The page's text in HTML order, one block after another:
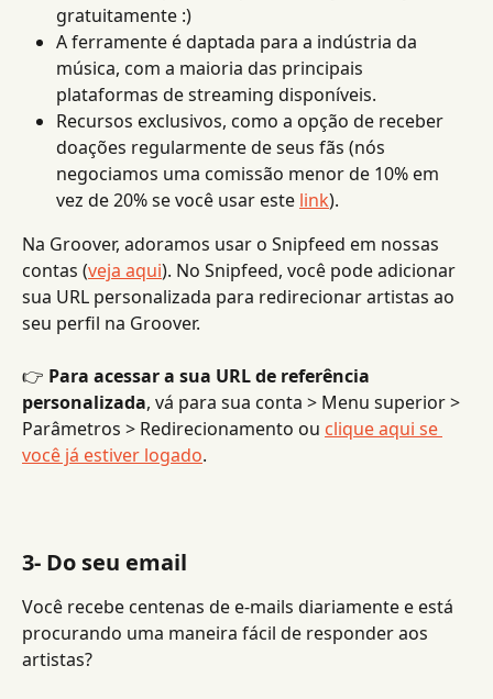
gratuitamente :)
A ferramente é daptada para a indústria da
música, com a maioria das principais
plataformas de streaming disponíveis.
Recursos exclusivos, como a opção de receber
doações regularmente de seus fãs (nós
negociamos uma comissão menor de 10% em
vez de 20% se você usar este link).
Na Groover, adoramos usar o Snipfeed em nossas
contas (veja aqui). No Snipfeed, você pode adicionar
sua URL personalizada para redirecionar artistas ao
seu perfil na Groover.
👉 Para acessar a sua URL de referência
personalizada, vá para sua conta > Menu superior >
Parâmetros > Redirecionamento ou clique aqui se
você já estiver logado.
3- Do seu email
Você recebe centenas de e-mails diariamente e está
procurando uma maneira fácil de responder aos
artistas?